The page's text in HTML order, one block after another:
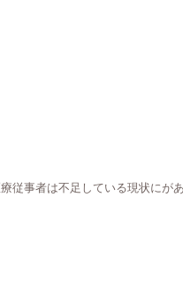
事者は不足している現状にがあ